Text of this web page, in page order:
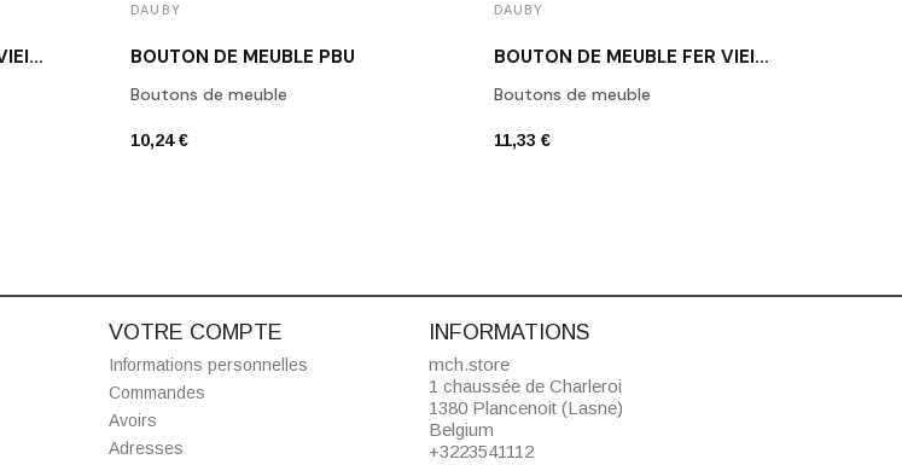
BOUTON DE MEUBLE FER VIEILLI DAUBY PT 20 VO
DAUBY
BOUTON DE MEUBLE PBU
Boutons de meuble
10,24 €
DAUBY
BOUTON DE MEUBLE FER VIEILLI DAUBY PBU45 VO
Boutons de meuble
11,33 €
VOTRE COMPTE
Informations personnelles
Commandes
Avoirs
Adresses
INFORMATIONS
mch.store
1 chaussée de Charleroi
1380 Plancenoit (Lasne)
Belgium
+3223541112